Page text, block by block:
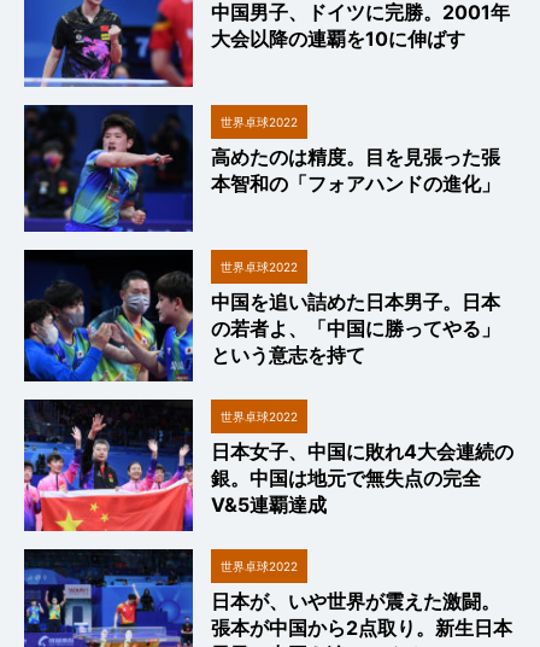
中国男子、ドイツに完勝。2001年
大会以降の連覇を10に伸ばす
世界卓球2022
高めたのは精度。目を見張った張
本智和の「フォアハンドの進化」
世界卓球2022
中国を追い詰めた日本男子。日本
の若者よ、「中国に勝ってやる」
という意志を持て
世界卓球2022
日本女子、中国に敗れ4大会連続の
銀。中国は地元で無失点の完全
V&5連覇達成
世界卓球2022
日本が、いや世界が震えた激闘。
張本が中国から2点取り。新生日本